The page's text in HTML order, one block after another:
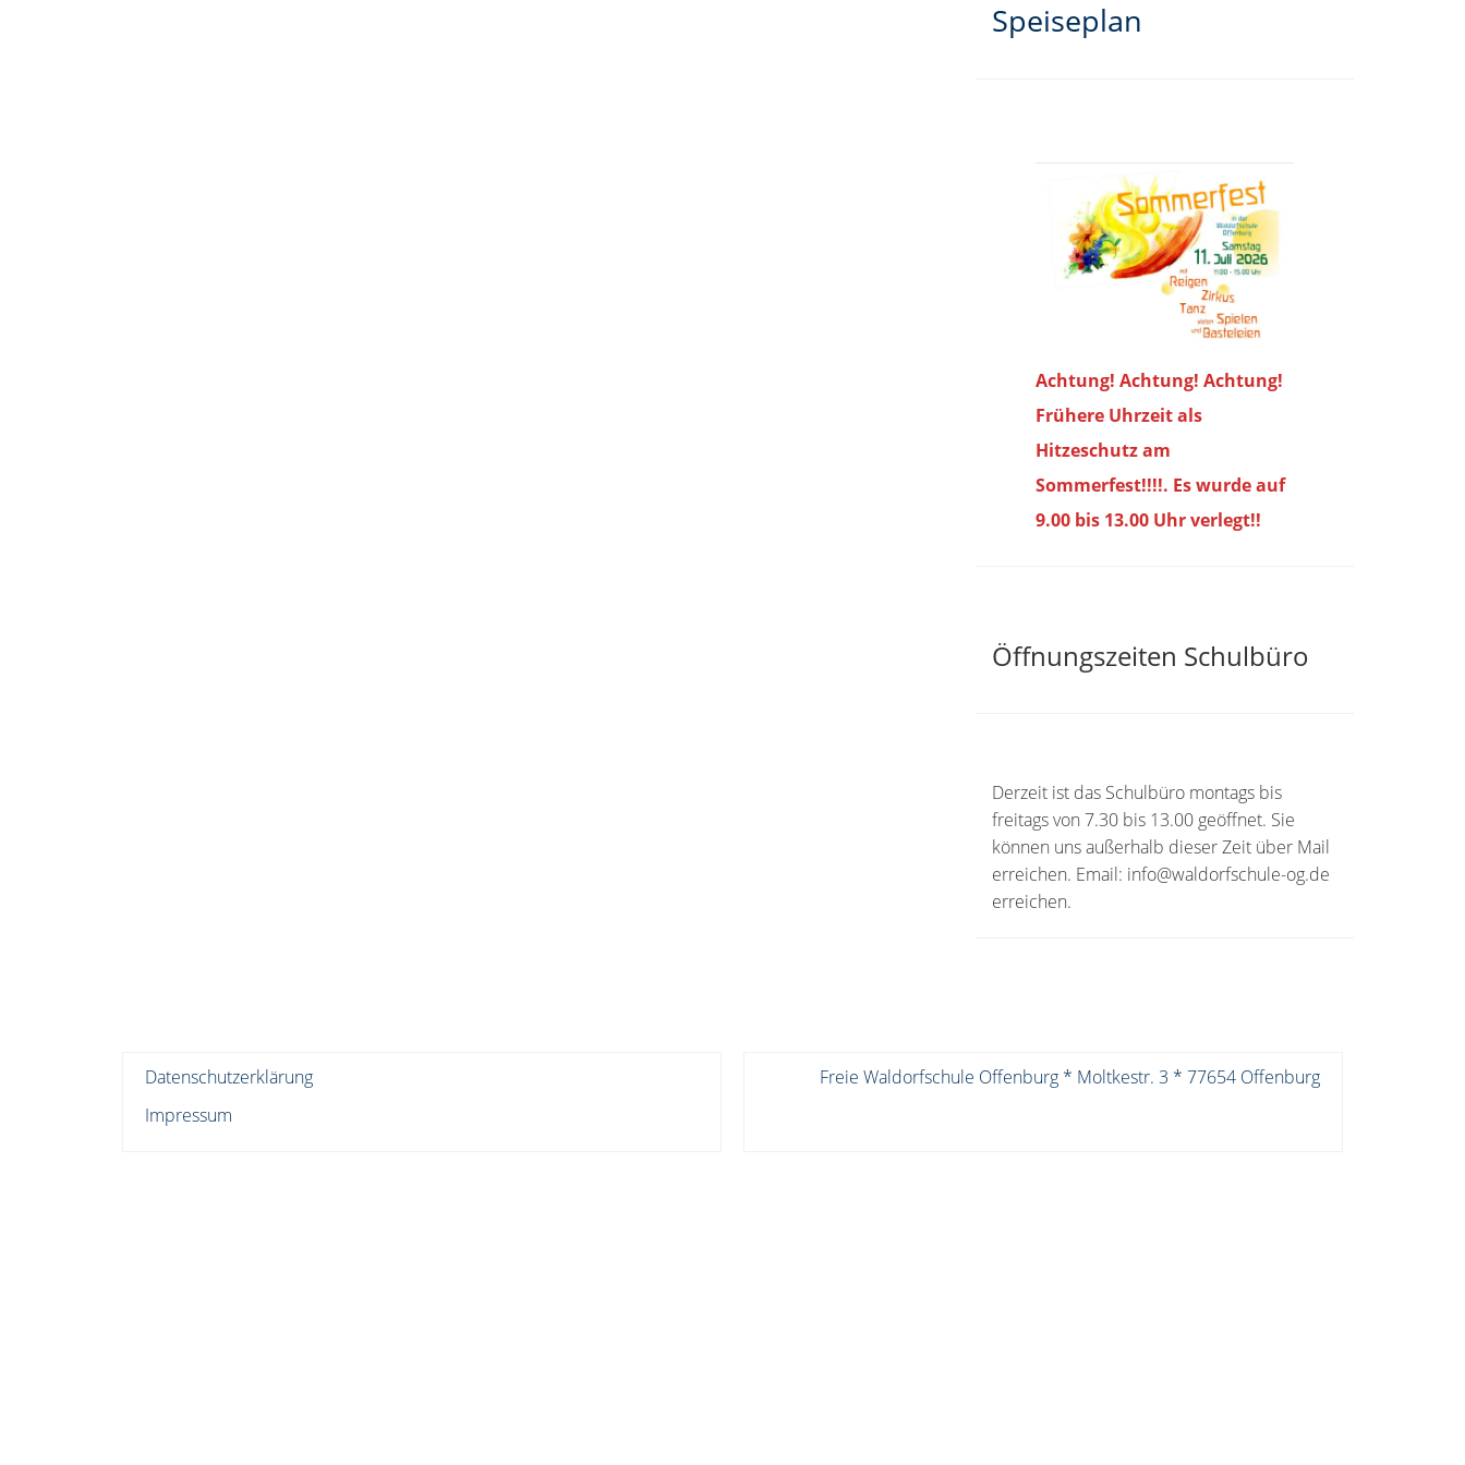
Speiseplan
Achtung! Achtung! Achtung!
Frühere Uhrzeit als
Hitzeschutz am
Sommerfest!!!!. Es wurde auf
9.00 bis 13.00 Uhr verlegt!!
Öffnungszeiten Schulbüro
Derzeit ist das Schulbüro montags bis
freitags von 7.30 bis 13.00 geöffnet. Sie
können uns außerhalb dieser Zeit über Mail
erreichen. Email: info@waldorfschule-og.de
erreichen.
Datenschutzerklärung
Impressum
Freie Waldorfschule Offenburg * Moltkestr. 3 * 77654 Offenburg